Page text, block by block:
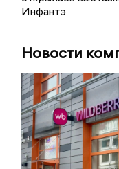
Инфантэ
Новости